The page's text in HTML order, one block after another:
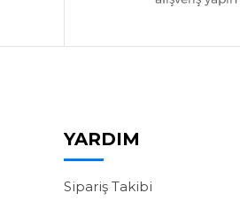
YARDIM
Sipariş Takibi